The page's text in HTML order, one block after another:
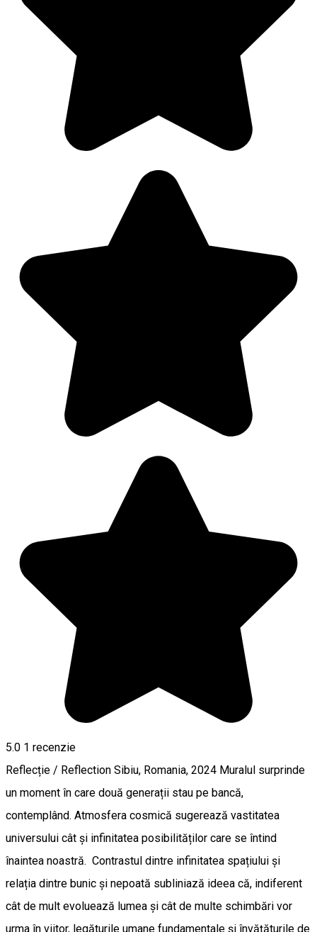
5.0 1 recenzie
Reflecție / Reflection Sibiu, Romania, 2024 Muralul surprinde
un moment în care două generații stau pe bancă,
contemplând. Atmosfera cosmică sugerează vastitatea
universului cât și infinitatea posibilităților care se întind
înaintea noastră. Contrastul dintre infinitatea spațiului și
relația dintre bunic și nepoată subliniază ideea că, indiferent
cât de mult evoluează lumea și cât de multe schimbări vor
urma în viitor, legăturile umane fundamentale și învățăturile de